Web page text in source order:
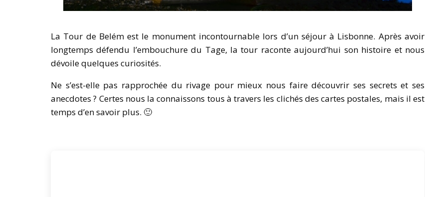
La Tour de Belém est le monument incontournable lors d’un séjour à Lisbonne. Après avoir
longtemps défendu l’embouchure du Tage, la tour raconte aujourd’hui son histoire et nous
dévoile quelques curiosités.
Ne s’est-elle pas rapprochée du rivage pour mieux nous faire découvrir ses secrets et ses
anecdotes ? Certes nous la connaissons tous à travers les clichés des cartes postales, mais il est
temps d’en savoir plus. 🙂